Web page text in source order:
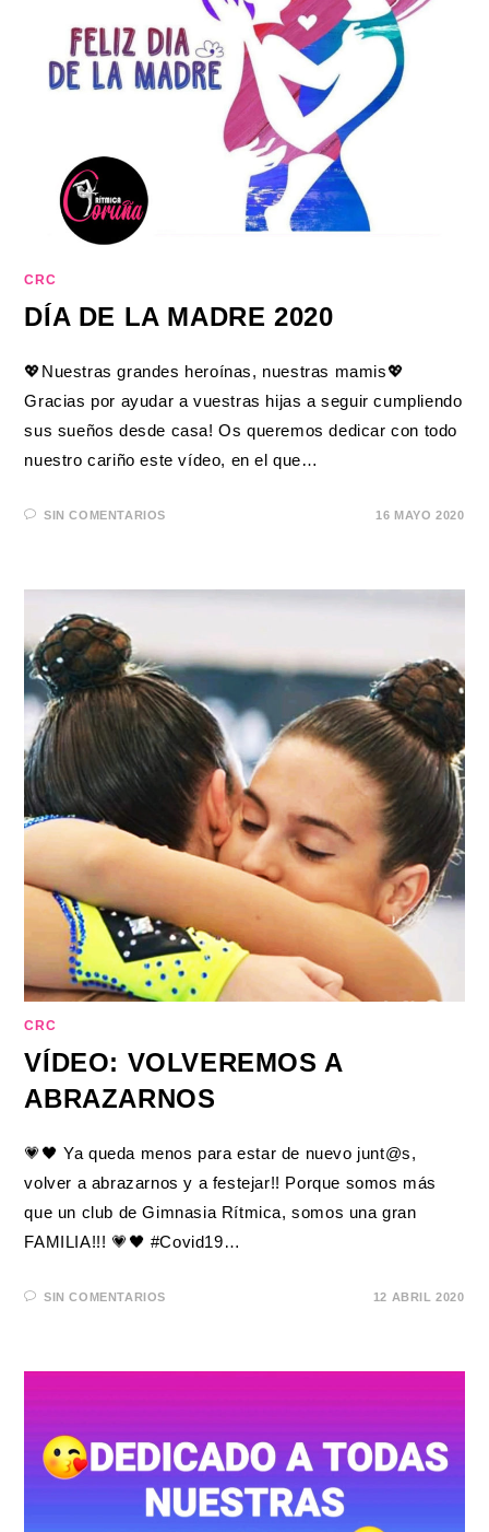
CRC
DÍA DE LA MADRE 2020
💖Nuestras grandes heroínas, nuestras mamis💖
Gracias por ayudar a vuestras hijas a seguir cumpliendo
sus sueños desde casa! Os queremos dedicar con todo
nuestro cariño este vídeo, en el que…
SIN COMENTARIOS 16 MAYO 2020
CRC
VÍDEO: VOLVEREMOS A
ABRAZARNOS
💗🖤 Ya queda menos para estar de nuevo junt@s,
volver a abrazarnos y a festejar!! Porque somos más
que un club de Gimnasia Rítmica, somos una gran
FAMILIA!!! 💗🖤 #Covid19…
SIN COMENTARIOS 12 ABRIL 2020